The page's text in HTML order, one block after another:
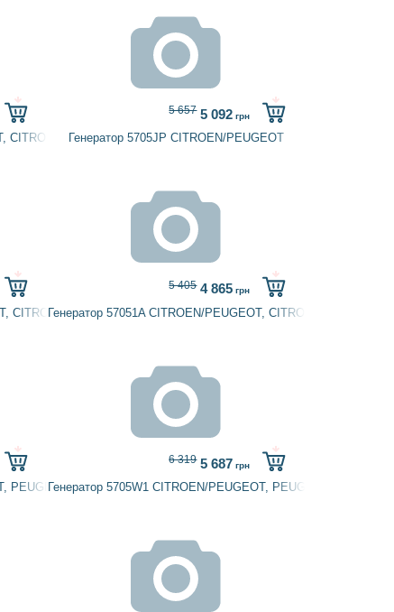
CITROËN Генератор 5705JP CITROEN/PEUGEOT
5 657 5 092 грн
CITROËNГенератор 57051A CITROEN/PEUGEOT, CITROËN
5 405 4 865 грн
PEUGEOT, TALBOT
Генератор 5705W1 CITROEN/PEUGEOT, PEUGEOT, TALBOT
6 319 5 687 грн